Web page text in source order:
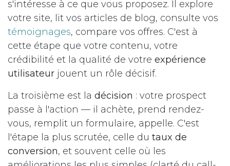
s'intéresse à ce que vous proposez. Il explore
votre site, lit vos articles de blog, consulte vos
témoignages, compare vos offres. C'est à
cette étape que votre contenu, votre
crédibilité et la qualité de votre expérience
utilisateur jouent un rôle décisif.
La troisième est la décision : votre prospect
passe à l'action — il achète, prend rendez-
vous, remplit un formulaire, appelle. C'est
l'étape la plus scrutée, celle du taux de
conversion, et souvent celle où les